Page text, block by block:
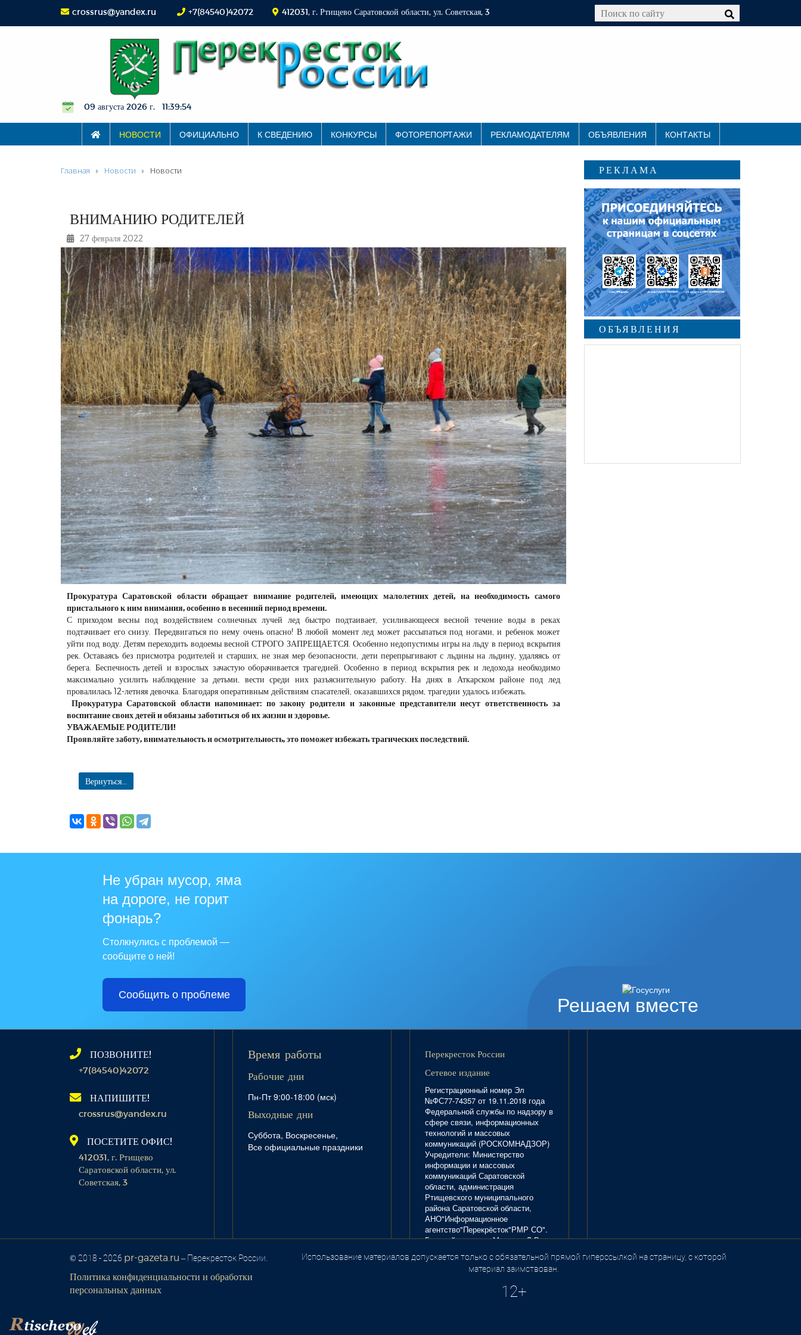
crossrus@yandex.ru +7(84540)42072 412031, г. Ртищево Саратовской области, ул. Советская, 3
09 августа 2026 г. 11:39:55
НОВОСТИ ОФИЦИАЛЬНО К СВЕДЕНИЮ КОНКУРСЫ ФОТОРЕПОРТАЖИ РЕКЛАМОДАТЕЛЯМ ОБЪЯВЛЕНИЯ КОНТАКТЫ
Главная Новости Новости
ВНИМАНИЮ РОДИТЕЛЕЙ
27 февраля 2022
Прокуратура Саратовской области обращает внимание родителей, имеющих малолетних детей, на необходимость самого
пристального к ним внимания, особенно в весенний период времени.
С приходом весны под воздействием солнечных лучей лед быстро подтаивает, усиливающееся весной течение воды в реках
подтачивает его снизу. Передвигаться по нему очень опасно! В любой момент лед может рассыпаться под ногами, и ребенок может
уйти под воду. Детям переходить водоемы весной СТРОГО ЗАПРЕЩАЕТСЯ. Особенно недопустимы игры на льду в период вскрытия
рек. Оставаясь без присмотра родителей и старших, не зная мер безопасности, дети перепрыгивают с льдины на льдину, удаляясь от
берега. Беспечность детей и взрослых зачастую оборачивается трагедией. Особенно в период вскрытия рек и ледохода необходимо
максимально усилить наблюдение за детьми, вести среди них разъяснительную работу. На днях в Аткарском районе под лед
провалилась 12-летняя девочка. Благодаря оперативным действиям спасателей, оказавшихся рядом, трагедии удалось избежать.
Прокуратура Саратовской области напоминает: по закону родители и законные представители несут ответственность за
воспитание своих детей и обязаны заботиться об их жизни и здоровье.
УВАЖАЕМЫЕ РОДИТЕЛИ!
Проявляйте заботу, внимательность и осмотрительность, это поможет избежать трагических последствий.
Вернуться...
РЕКЛАМА
ОБЪЯВЛЕНИЯ
Решаем вместе
Не убран мусор, яма
на дороге, не горит
фонарь?
Столкнулись с проблемой —
сообщите о ней!
Сообщить о проблеме
ПОЗВОНИТЕ!
+7(84540)42072
НАПИШИТЕ!
crossrus@yandex.ru
ПОСЕТИТЕ ОФИС!
412031, г. Ртищево
Саратовской области, ул.
Советская, 3
Время работы
Рабочие дни
Пн-Пт 9:00-18:00 (мск)
Выходные дни
Суббота, Воскресенье,
Все официальные праздники
Перекресток России
Сетевое издание
Регистрационный номер Эл
№ФС77-74357 от 19.11.2018 года
Федеральной службы по надзору в
сфере связи, информационных
технологий и массовых
коммуникаций (РОСКОМНАДЗОР)
Учредители: Министерство
информации и массовых
коммуникаций Саратовской
области, администрация
Ртищевского муниципального
района Саратовской области,
АНО"Информационное
агентство"Перекрёсток"РМР СО".
Главный редактор Маркова Л.В.
Тел. 8(84540)4-20-72; отдел
рекламы - 4-29-10.
© 2018 - 2026 pr-gazeta.ru – Перекресток России.
Политика конфиденциальности и обработки
персональных данных
Использование материалов допускается только с обязательной прямой гиперссылкой на страницу, с которой
материал заимствован.
12+